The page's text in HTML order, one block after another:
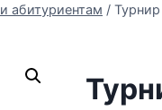
абитуриентам /